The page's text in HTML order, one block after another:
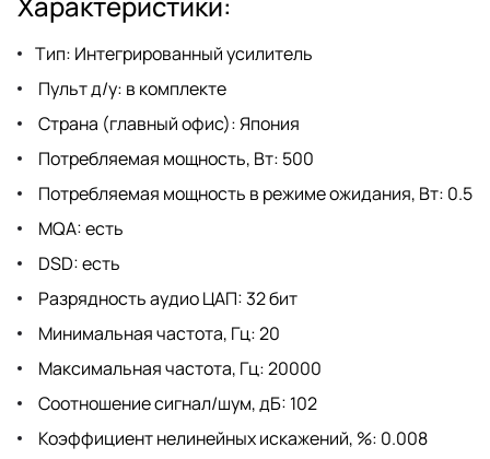
Тип: Интегрированный усилитель
Пульт д/у: в комплекте
Страна (главный офис): Япония
Потребляемая мощность, Вт: 500
Потребляемая мощность в режиме ожидания, Вт: 0.5
MQA: есть
DSD: есть
Разрядность аудио ЦАП: 32 бит
Минимальная частота, Гц: 20
Максимальная частота, Гц: 20000
Соотношение сигнал/шум, дБ: 102
Коэффициент нелинейных искажений, %: 0.008